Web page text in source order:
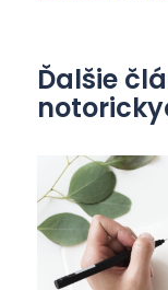
Ďalšie